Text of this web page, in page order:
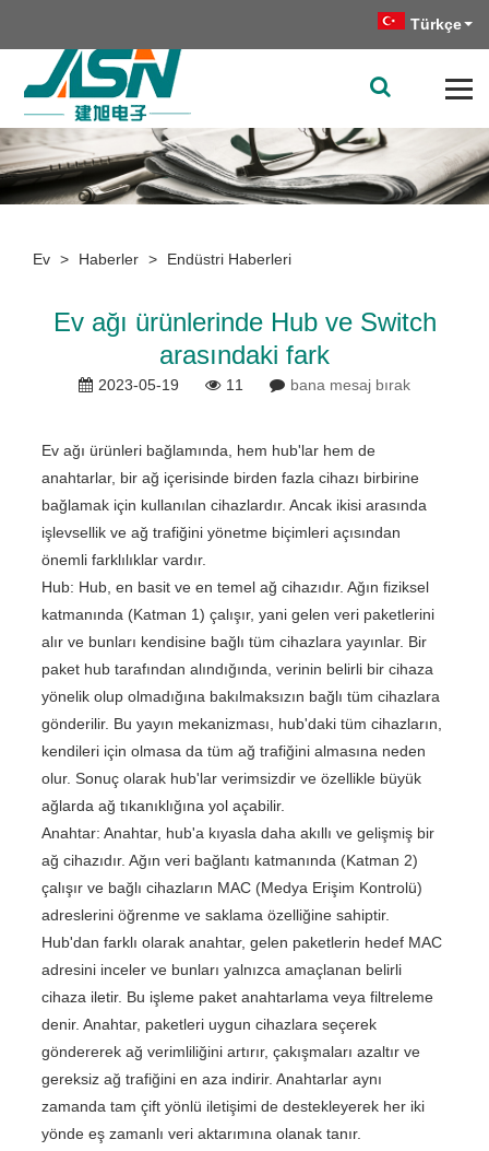
Türkçe
Ev > Haberler > Endüstri Haberleri
Ev ağı ürünlerinde Hub ve Switch
arasındaki fark
2023-05-19 11 bana mesaj bırak
Ev ağı ürünleri bağlamında, hem hub'lar hem de
anahtarlar, bir ağ içerisinde birden fazla cihazı birbirine
bağlamak için kullanılan cihazlardır. Ancak ikisi arasında
işlevsellik ve ağ trafiğini yönetme biçimleri açısından
önemli farklılıklar vardır.
Hub: Hub, en basit ve en temel ağ cihazıdır. Ağın fiziksel
katmanında (Katman 1) çalışır, yani gelen veri paketlerini
alır ve bunları kendisine bağlı tüm cihazlara yayınlar. Bir
paket hub tarafından alındığında, verinin belirli bir cihaza
yönelik olup olmadığına bakılmaksızın bağlı tüm cihazlara
gönderilir. Bu yayın mekanizması, hub'daki tüm cihazların,
kendileri için olmasa da tüm ağ trafiğini almasına neden
olur. Sonuç olarak hub'lar verimsizdir ve özellikle büyük
ağlarda ağ tıkanıklığına yol açabilir.
Anahtar: Anahtar, hub'a kıyasla daha akıllı ve gelişmiş bir
ağ cihazıdır. Ağın veri bağlantı katmanında (Katman 2)
çalışır ve bağlı cihazların MAC (Medya Erişim Kontrolü)
adreslerini öğrenme ve saklama özelliğine sahiptir.
Hub'dan farklı olarak anahtar, gelen paketlerin hedef MAC
adresini inceler ve bunları yalnızca amaçlanan belirli
cihaza iletir. Bu işleme paket anahtarlama veya filtreleme
denir. Anahtar, paketleri uygun cihazlara seçerek
göndererek ağ verimliliğini artırır, çakışmaları azaltır ve
gereksiz ağ trafiğini en aza indirir. Anahtarlar aynı
zamanda tam çift yönlü iletişimi de destekleyerek her iki
yönde eş zamanlı veri aktarımına olanak tanır.